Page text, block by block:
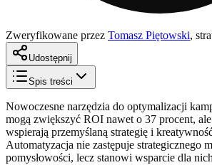
Zweryfikowane przez Tomasz Piętowski,
Udostępnij
Spis treści
Nowoczesne narzędzia do optymalizacji
mogą zwiększyć ROI nawet o 37 procent,
wspierają przemyślaną strategię i
Automatyzacja nie zastępuje strategicznego
pomysłowości, lecz stanowi wsparcie dla